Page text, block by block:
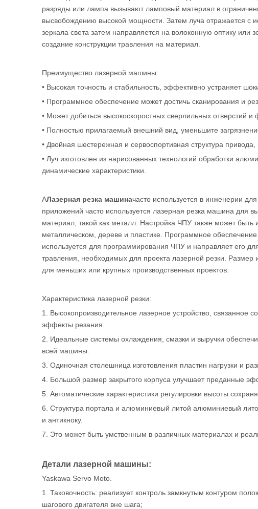
разряды или лампа вызывают ламповый материал в
высвобождению высокой мощности. Затем луча отражается с
зеркала света затем направляется на волоконную оптику или
создание конструкции травления на материал.
Преимущество лазерной машины:
• Высокая точность и стабильность, эффективно устраняет
• Программное обеспечение может достичь сканирования и
• Может добиться высокоскоростных сверлильных отверстий и
• Полностью прилагаемый внешний вид, уменьшите
• Двойная шестережная и сервоспортивная структура
• Луч изготовлен из нарисованных технологий обработки
динамические характеристики.
AЛазерная резка машиначасто используется в инженерии
приложений часто используется лазерная резка машина для
материал, такой как металл. Настройка ЧПУ также может
металлическом, дереве и пластике. Программное
используется для программирования ЧПУ и направляет его
травления, необходимых для проекта лазерной резки. Размер
для меньших или крупных производственных проектов.
Характеристика лазерной резки:
1. Высокопроизводительное лазерное устройство, связанное
эффекты резания.
2. Идеальные системы охлаждения, смазки и выручки
всей машины.
3. Одиночная столешница изготовления пластин нагрузки и
4. Большой размер закрытого корпуса улучшает преданные
5. Автоматические характеристики регулировки высоты
6. Структура портала и алюминиевый литой алюминиевый
и антикноку.
7. Это может быть умственным в различных материалах и
Детали лазерной машины:
Yaskawa Servo Moto.
1. Таковочность: реализует контроль замкнутым контуром
шагового двигателя вне шага;